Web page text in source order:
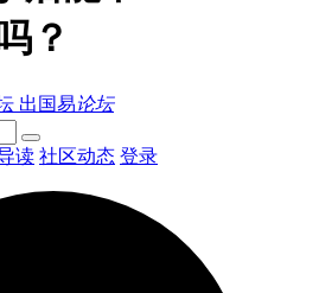
？
出国易论坛
读 社区动态 登录